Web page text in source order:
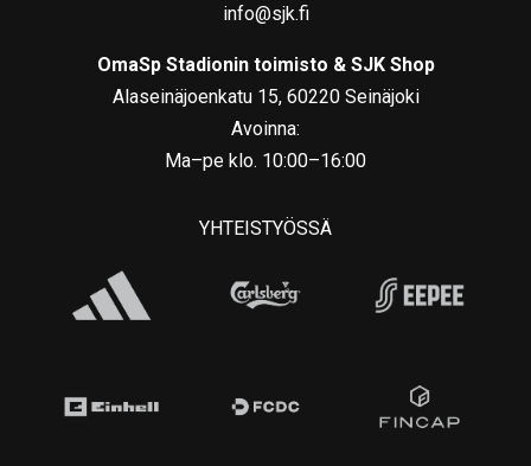
info@sjk.fi
OmaSp Stadionin toimisto & SJK Shop
Alaseinäjoenkatu 15, 60220 Seinäjoki
Avoinna:
Ma–pe klo. 10:00–16:00
YHTEISTYÖSSÄ